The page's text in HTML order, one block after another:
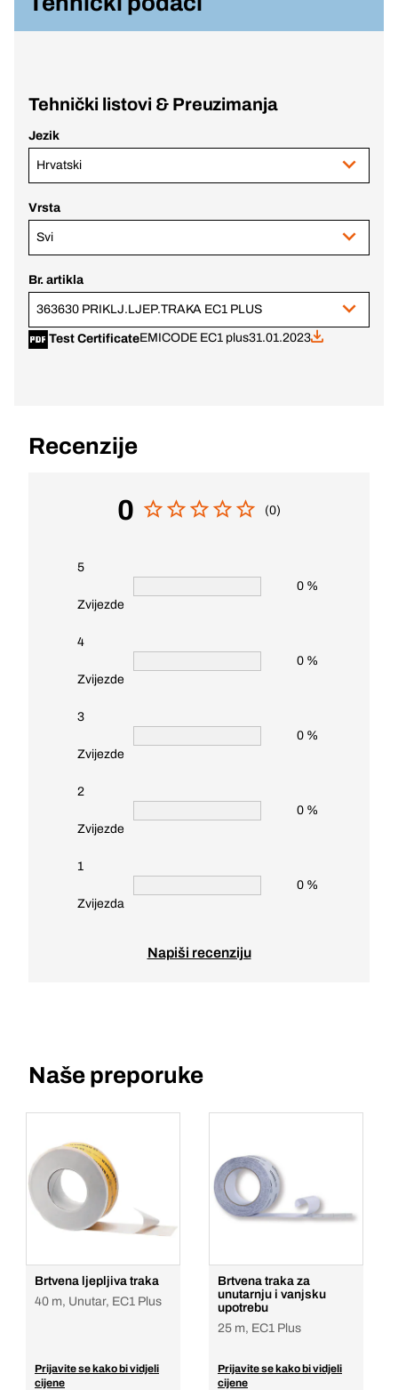
Tehnički listovi & Preuzimanja
Jezik
Hrvatski
Vrsta
Svi
Br. artikla
363630 PRIKLJ.LJEP.TRAKA EC1 PLUS
Test CertificateEMICODE EC1 plus31.01.2023
Recenzije
0 (0)
5
Zvijezde
0 %
4
Zvijezde
0 %
3
Zvijezde
0 %
2
Zvijezde
0 %
1
Zvijezda
0 %
Napiši recenziju
Naše preporuke
Brtvena ljepljiva traka
40 m, Unutar, EC1 Plus
Prijavite se kako bi vidjeli
cijene
Brtvena traka za
unutarnju i vanjsku
upotrebu
25 m, EC1 Plus
Prijavite se kako bi vidjeli
cijene